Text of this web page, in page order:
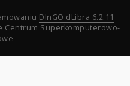
DInGO dLibra 6.2.11
Centrum Superkomputerowo-